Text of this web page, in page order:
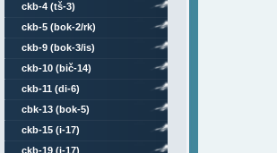
ckb-4 (tš-3)
ckb-5 (bok-2/rk)
ckb-9 (bok-3/is)
ckb-10 (bič-14)
ckb-11 (di-6)
cbk-13 (bok-5)
ckb-15 (i-17)
ckb-19 (i-17)